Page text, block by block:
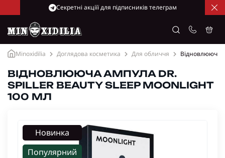
Cекретні акціїї для підписників телеграм
Minoxidilia Доглядова косметика Для обличчя Відновлююча
ВІДНОВЛЮЮЧА АМПУЛА DR.
SPILLER BEAUTY SLEEP MOONLIGHT
100 МЛ
Новинка
Популярний